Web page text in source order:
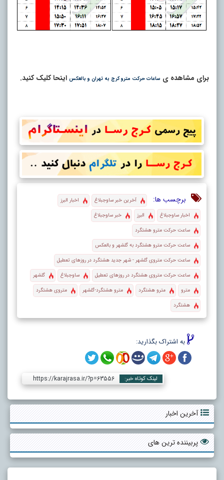
برای مشاهده ی ساعات حرکت مترو کرج به تهران و بالعکس اینحا کلیک کنید.
برچسب ها: آخرین خبر ساوجبلاغ
اخبار البرز
اخبار ساوجبلاغ
البرز
خبر ساوجبلاغ
ساعت حرکت مترو هشتگرد
ساعت حرکت مترو هشتگرد به گلشهر و بالعکس
ساعت حرکت متروی گلشهر - شهر جدید هشتگرد در روزهای تعطیل
ساعت حرکت متروی هشتگرد در روزهای تعطیل
ساوجبلاغ
گلشهر
مترو
مترو هشتگرد مترو هشتگرد-گلشهر
متروی هشتگرد
هشتگرد
به اشتراک بگذارید:
لینک کوتاه خبر: https://karajrasa.ir/?p=63556
آخرین اخبار
پربیننده ترین های